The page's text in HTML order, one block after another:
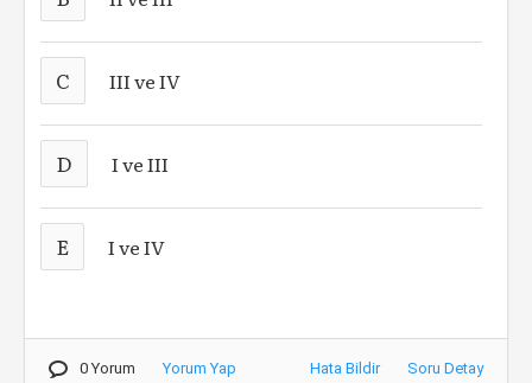
C III ve IV
D I ve III
E I ve IV
0 Yorum Yorum Yap Hata Bildir Soru Detay